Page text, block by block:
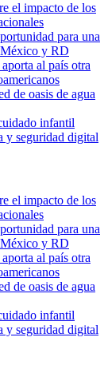
el impacto de los
para una
México y RD
al país otra
de oasis de agua
infantil
y seguridad digital
el impacto de los
para una
México y RD
al país otra
de oasis de agua
infantil
y seguridad digital